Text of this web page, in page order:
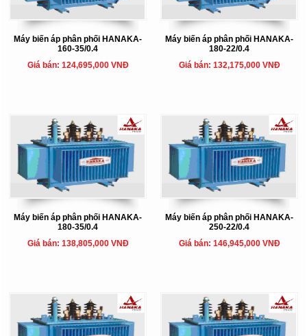
Máy biến áp phân phối HANAKA-
160-35/0.4
Giá bán: 124,695,000 VNĐ
Máy biến áp phân phối HANAKA-
180-22/0.4
Giá bán: 132,175,000 VNĐ
Máy biến áp phân phối HANAKA-
180-35/0.4
Giá bán: 138,805,000 VNĐ
Máy biến áp phân phối HANAKA-
250-22/0.4
Giá bán: 146,945,000 VNĐ